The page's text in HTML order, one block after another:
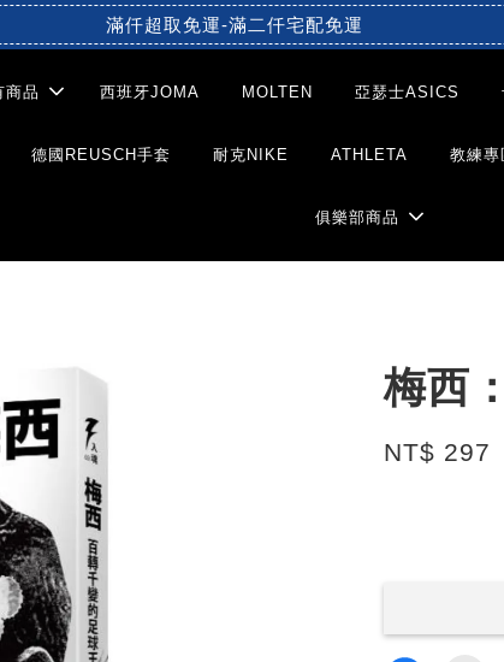
滿仟超取免運-滿二仟宅配免運
商品 西班牙JOMA MOLTEN 亞瑟士ASICS
德國REUSCH手套 耐克NIKE ATHLETA 教練專
俱樂部商品
梅西
NT$ 297